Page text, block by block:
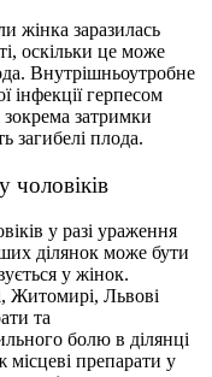
жінка заразилась
оскільки це може
Внутрішньоутробне
інфекції герпесом
затримки
загибелі плода.
чоловіків
у разі ураження
ділянок може бути
у жінок.
, Житомирі, Львові
та
болю в ділянці
препарати у